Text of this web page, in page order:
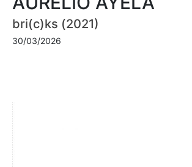
bri(c)ks (2021)
30/03/2026